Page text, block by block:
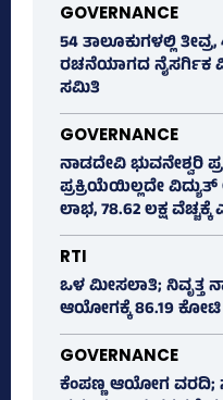
GOVERNANCE
54 ತಾಲೂಕುಗಳಲ್ಲಿ
ರಚನೆಯಾಗದ
ಸಮಿತಿ
GOVERNANCE
ನಾಡದೇವಿ
ಪ್ರಕ್ರಿಯೆಯಿಲ್ಲದೇ
ಲಾಭ, 78.62 ಲಕ್ಷ
RTI
ಒಳ ಮೀಸಲಾತಿ;
ಆಯೋಗಕ್ಕೆ 86.19
GOVERNANCE
ಕೆಂಪಣ್ಣ ಆಯೋಗ ವರದಿ;